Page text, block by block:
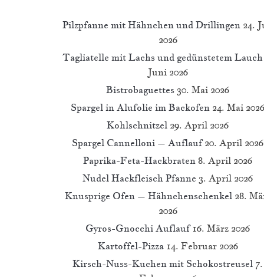
Pilzpfanne mit Hähnchen und Drillingen 24.
2026
Tagliatelle mit Lachs und gedünstetem Lauch
Juni 2026
Bistrobaguettes 30. Mai 2026
Spargel in Alufolie im Backofen 24. Mai 2026
Kohlschnitzel 29. April 2026
Spargel Cannelloni – Auflauf 20. April 2026
Paprika-Feta-Hackbraten 8. April 2026
Nudel Hackfleisch Pfanne 3. April 2026
Knusprige Ofen – Hähnchenschenkel 28.
2026
Gyros-Gnocchi Auflauf 16. März 2026
Kartoffel-Pizza 14. Februar 2026
Kirsch-Nuss-Kuchen mit Schokostreusel 7.